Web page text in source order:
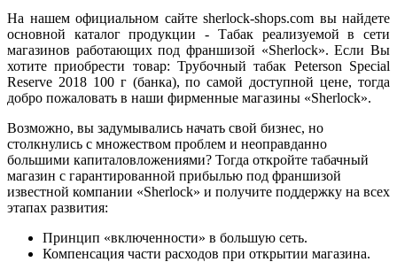
На нашем официальном сайте sherlock-shops.com вы найдете
основной каталог продукции - Табак реализуемой в сети
магазинов работающих под франшизой «Sherlock». Если Вы
хотите приобрести товар: Трубочный табак Peterson Special
Reserve 2018 100 г (банка), по самой доступной цене, тогда
добро пожаловать в наши фирменные магазины «Sherlock».
Возможно, вы задумывались начать свой бизнес, но
столкнулись с множеством проблем и неоправданно
большими капиталовложениями? Тогда откройте табачный
магазин с гарантированной прибылью под франшизой
известной компании «Sherlock» и получите поддержку на всех
этапах развития:
Принцип «включенности» в большую сеть.
Компенсация части расходов при открытии магазина.